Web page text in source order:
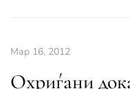
Мар 16, 2012
Охриѓани